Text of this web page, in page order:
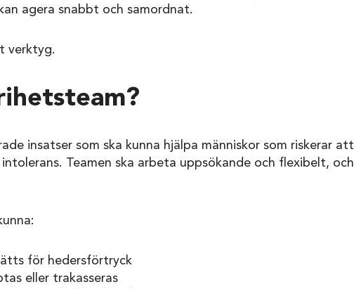
agera snabbt och samordnat.
verktyg.
insatser som ska kunna hjälpa människor som riskerar att
Teamen ska arbeta uppsökande och flexibelt, och
för hedersförtryck
eller trakasseras